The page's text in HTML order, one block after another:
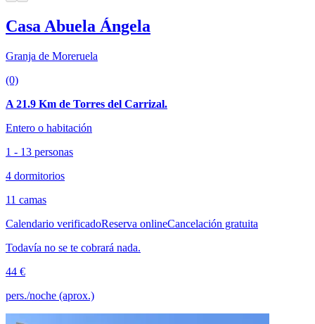
Casa Abuela Ángela
Granja de Moreruela
(0)
A 21.9 Km de Torres del Carrizal.
Entero o habitación
1 - 13 personas
4 dormitorios
11 camas
Calendario verificadoReserva onlineCancelación gratuita
Todavía no se te cobrará nada.
44 €
pers./noche (aprox.)